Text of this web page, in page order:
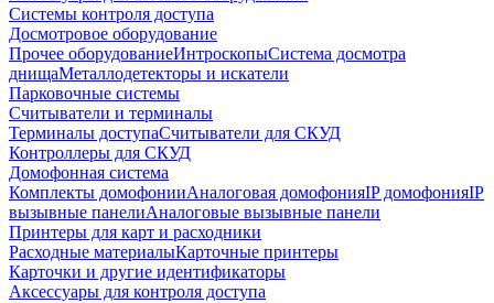
Системы контроля доступа
Досмотровое оборудование
Прочее оборудованиеИнтроскопыСистема досмотра
днищаМеталлодетекторы и искатели
Парковочные системы
Считыватели и терминалы
Терминалы доступаСчитыватели для СКУД
Контроллеры для СКУД
Домофонная система
Комплекты домофонииАналоговая домофонияIP домофонияIP
вызывные панелиАналоговые вызывные панели
Принтеры для карт и расходники
Расходные материалыКарточные принтеры
Карточки и другие идентификаторы
Аксессуары для контроля доступа